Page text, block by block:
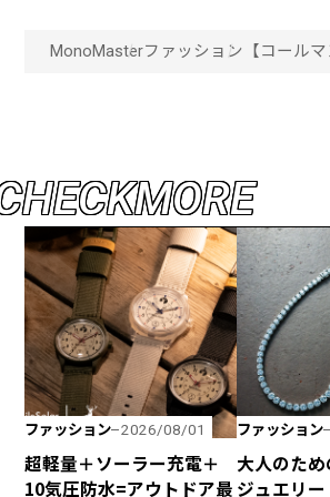
MonoMasterファッション 【コール
HECKMORE
ファッション 2026/08/01
超軽量＋ソーラー充電＋
10気圧防水=アウトドア最
ファッション
大人のた
ジュエリー